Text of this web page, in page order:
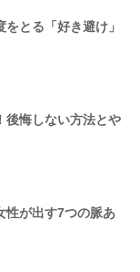
とる「好き避け」
後悔しない方法とや
性が出す7つの脈あ